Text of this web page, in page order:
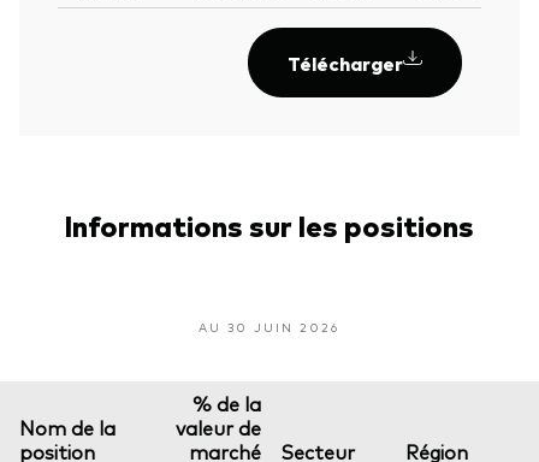
Télécharger
Informations sur les positions
AU 30 JUIN 2026
Nom de la
position
% de la
valeur de
marché
Secteur
Région